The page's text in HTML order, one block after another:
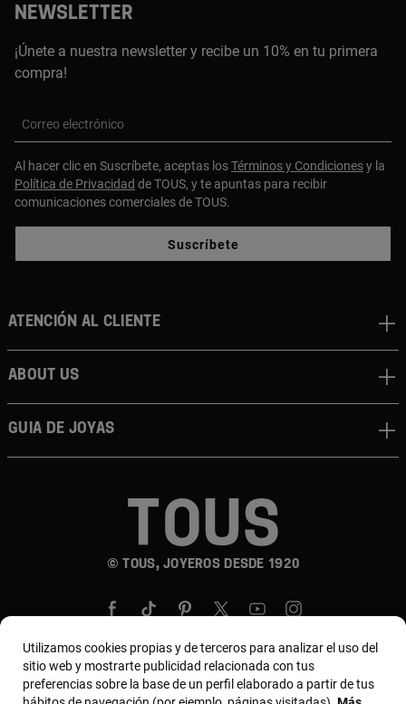
NEWSLETTER
¡Únete a nuestra newsletter y recibe un 10% en tu primera
compra!
Correo electrónico
Al hacer clic en Suscríbete, aceptas losTérminos y Condicionesy la
Política de Privacidad de TOUS, y te apuntas para recibir
comunicaciones comerciales de TOUS.
Suscríbete
© TOUS, JOYEROS DESDE 1920
Atención al cliente
About us
Guia de joyas
País y moneda:Perú / Peruvian Sol
Utilizamos cookies propias y de terceros para analizar el uso del
sitio web y mostrarte publicidad relacionada con tus
preferencias sobre la base de un perfil elaborado a partir de tus